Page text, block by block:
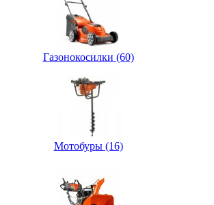
Газонокосилки (60)
Мотобуры (16)